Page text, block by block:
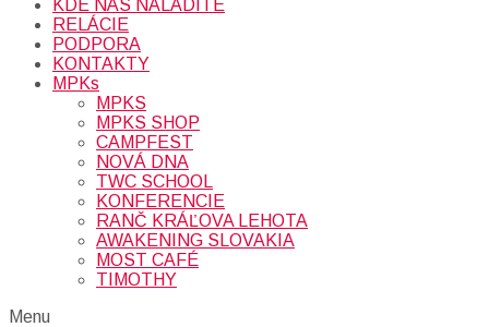
KDE NÁS NALADÍTE
RELÁCIE
PODPORA
KONTAKTY
MPKs
MPKS
MPKS SHOP
CAMPFEST
NOVÁ DNA
TWC SCHOOL
KONFERENCIE
RANČ KRÁĽOVA LEHOTA
AWAKENING SLOVAKIA
MOST CAFÉ
TIMOTHY
Menu